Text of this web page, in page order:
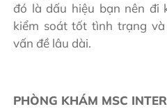
đó là dấu hiệu bạn nên đi
kiểm soát tốt tình trạng
vấn đề lâu dài.
PHÒNG KHÁM MSC